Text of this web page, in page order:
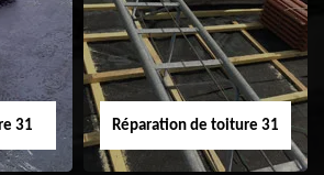
demoussage de
toiture 31
31 Réparation de toiture 31